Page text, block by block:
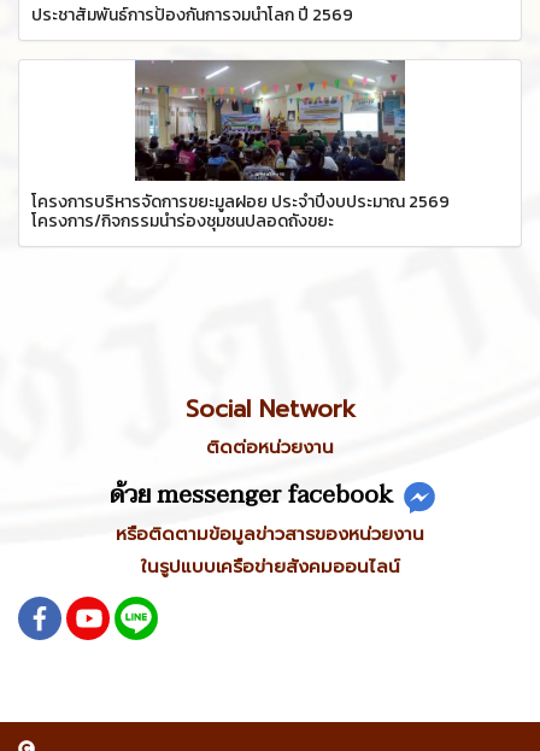
ประชาสัมพันธ์การป้องกันการจมน้ำโลก ปี 2569
โครงการบริหารจัดการขยะมูลฝอย ประจำปีงบประมาณ 2569
โครงการ/กิจกรรมนำร่องชุมชนปลอดถังขยะ
Social Network
ติดต่อหน่วยงาน
ด้วย messenger facebook
หรือติดตามข้อมูลข่าวสารของหน่วยงาน
ในรูปแบบเครือข่ายสังคมออนไลน์